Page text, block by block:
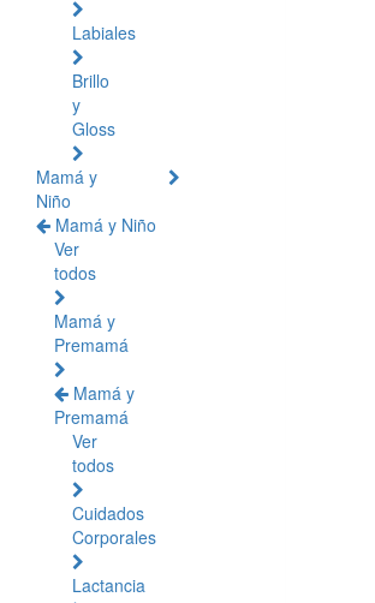
Labiales
Brillo
y
Gloss
Mamá y
Niño
Mamá y Niño
Ver
todos
Mamá y
Premamá
Mamá y
Premamá
Ver
todos
Cuidados
Corporales
Lactancia